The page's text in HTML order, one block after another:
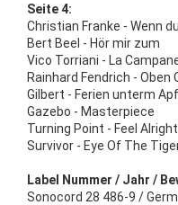
Seite 4:
Christian Franke - Wenn du
Bert Beel - Hör mir zum
Vico Torriani - La
Rainhard Fendrich - Oben
Gilbert - Ferien unterm
Gazebo - Masterpiece
Turning Point - Feel Alright
Survivor - Eye Of The
Label Nummer / Jahr /
Sonocord 28 486-9 /